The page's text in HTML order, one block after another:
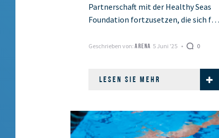
Partnerschaft mit der Healthy Seas
Foundation fortzusetzen, die sich für
Meere engagiert, …
Geschrieben von: ARENA 5 Juni '25 0
LESEN SIE MEHR